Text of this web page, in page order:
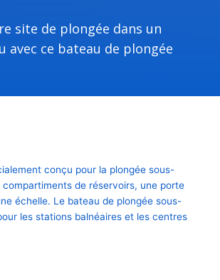
site de plongée dans un
avec ce bateau de plongée
conçu pour la plongée sous-
compartiments de réservoirs, une porte
échelle. Le bateau de plongée sous-
les stations balnéaires et les centres